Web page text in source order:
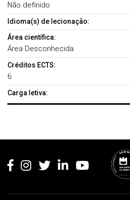
Não definido
Idioma(s) de lecionação:
Área científica:
Área Desconhecida
Créditos ECTS:
6
Carga letiva: